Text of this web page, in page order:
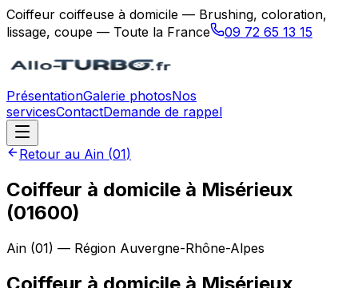
Coiffeur coiffeuse à domicile — Brushing, coloration,
lissage, coupe — Toute la France
09 72 65 13 15
PrésentationGalerie photosNos
servicesContactDemande de rappel
Retour au Ain (01)
Coiffeur à domicile à Misérieux
(01600)
Ain (01) — Région Auvergne-Rhône-Alpes